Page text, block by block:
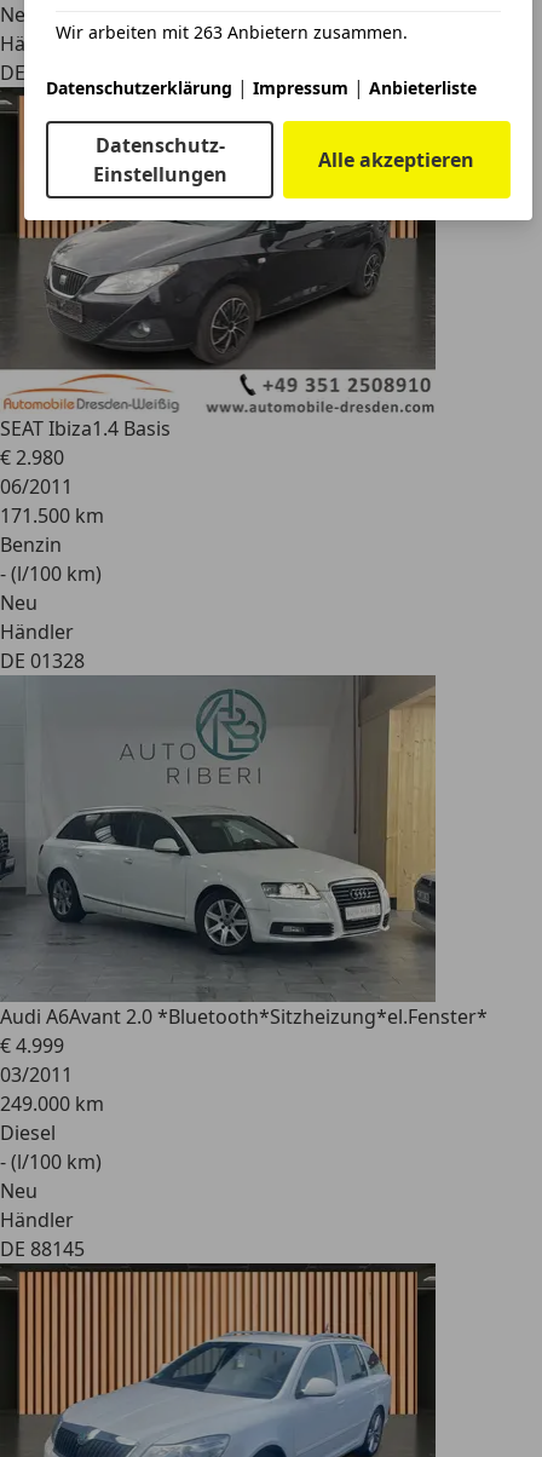
Wir arbeiten mit 263 Anbietern zusammen.
Datenschutzerklärung | Impressum | Anbieterliste
Datenschutz-
Einstellungen
Alle akzeptieren
Neu
Händler
DE 56744
SEAT Ibiza1.4 Basis
€ 2.980
06/2011
171.500 km
Benzin
- (l/100 km)
Neu
Händler
DE 01328
Audi A6Avant 2.0 *Bluetooth*Sitzheizung*el.Fenster*
€ 4.999
03/2011
249.000 km
Diesel
- (l/100 km)
Neu
Händler
DE 88145